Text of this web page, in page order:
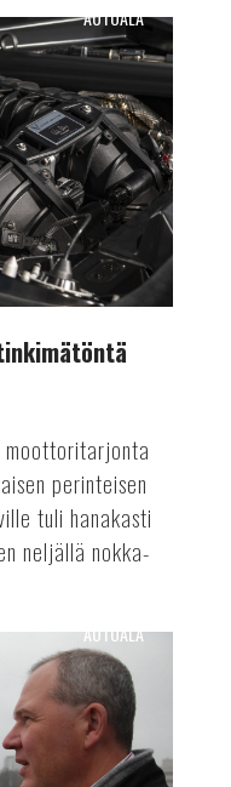
AUTOALA
moottoritarjonta
perinteisen
tuli hanakasti
neljällä nokka-
AUTOALA